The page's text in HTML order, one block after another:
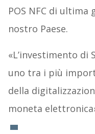
POS NFC di
nostro Paese.
«L’investimento di
uno tra i più
della
moneta